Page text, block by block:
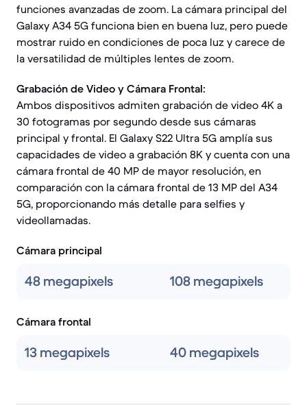
funciones avanzadas de zoom. La cámara principal del
Galaxy A34 5G funciona bien en buena luz, pero puede
mostrar ruido en condiciones de poca luz y carece de
la versatilidad de múltiples lentes de zoom.
Grabación de Video y Cámara Frontal:
Ambos dispositivos admiten grabación de video 4K a
30 fotogramas por segundo desde sus cámaras
principal y frontal. El Galaxy S22 Ultra 5G amplía sus
capacidades de video a grabación 8K y cuenta con una
cámara frontal de 40 MP de mayor resolución, en
comparación con la cámara frontal de 13 MP del A34
5G, proporcionando más detalle para selfies y
videollamadas.
Cámara principal
48 megapixels 108 megapixels
Cámara frontal
13 megapixels 40 megapixels